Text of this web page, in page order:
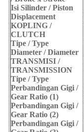
Isi Silinder / Piston
Displacement
KOPLING /
CLUTCH
Tipe / Type
Diameter / Diameter
TRANSMISI /
TRANSMISSION
Tipe / Type
Perbandingan Gigi /
Gear Ratio (1)
Perbandingan Gigi /
Gear Ratio (2)
Perbandingan Gigi /